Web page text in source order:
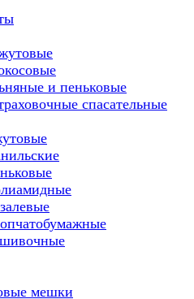
и пеньковые
спасательные
мешки